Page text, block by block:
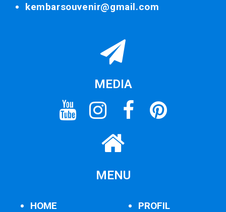
kembarsouvenir@gmail.com
MEDIA
MENU
HOME PROFIL